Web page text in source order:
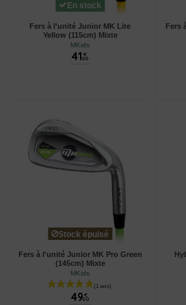
En stock
Fers à l'unité Junior MK Lite
Yellow (115cm) Mixte
MKids
41 €
00
Fers
Stock épuisé
Fers à l'unité Junior MK Pro Green
(145cm) Mixte
MKids
49 €
00